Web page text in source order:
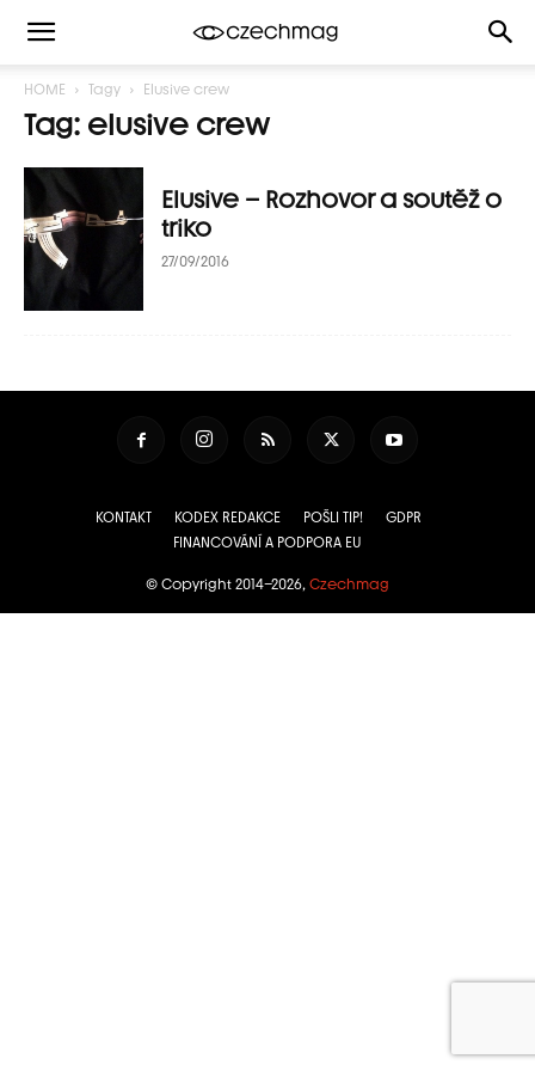
HOME Tagy Elusive crew
Tag: elusive crew
Elusive – Rozhovor a soutěž o
triko
27/09/2016
KONTAKT KODEX REDAKCE POŠLI TIP!
GDPR
FINANCOVÁNÍ A PODPORA EU
© Copyright 2014–2026, Czechmag